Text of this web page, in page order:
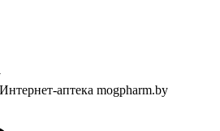
аптека mogpharm.by